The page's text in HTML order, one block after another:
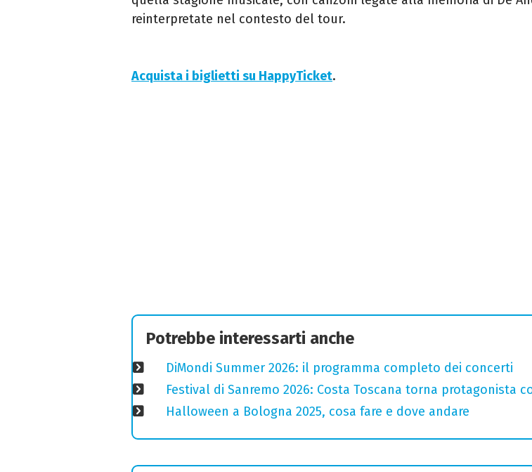
reinterpretate nel contesto del tour.
Acquista i biglietti su HappyTicket.
Potrebbe interessarti anche
DiMondi Summer 2026: il programma completo dei concerti
Festival di Sanremo 2026: Costa Toscana torna protagonista
Halloween a Bologna 2025, cosa fare e dove andare